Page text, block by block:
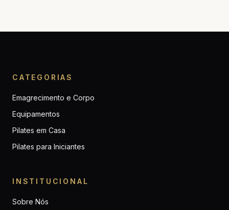
CATEGORIAS
Emagrecimento e Corpo
Equipamentos
Pilates em Casa
Pilates para Iniciantes
INSTITUCIONAL
Sobre Nós